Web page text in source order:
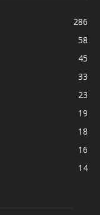
286
58
45
33
23
19
18
16
14